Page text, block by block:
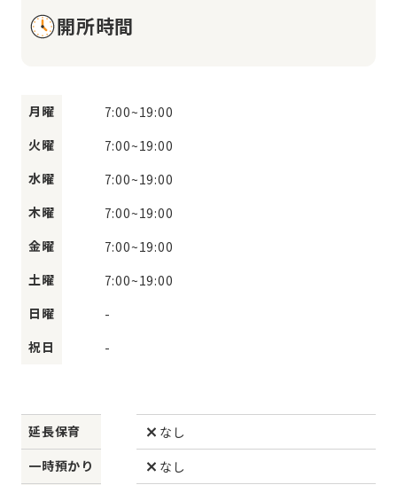
開所時間
月曜 7:00~19:00
火曜
7:00~19:00
水曜
7:00~19:00
木曜
7:00~19:00
金曜
7:00~19:00
土曜
7:00~19:00
日曜
-
祝日
-
延長保育
なし
一時預かり
なし